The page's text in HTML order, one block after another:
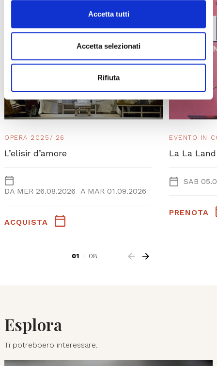
Accetta tutti
Accetta selezionati
Rifiuta
OPERA 2025/ 26
L’elisir d’amore
DA MER 26.08.2026 A MAR 01.09.2026
ACQUISTA
EVENTO IN
La La
SAB
PRENOTA
01 08
Esplora
Ti potrebbero interessare..